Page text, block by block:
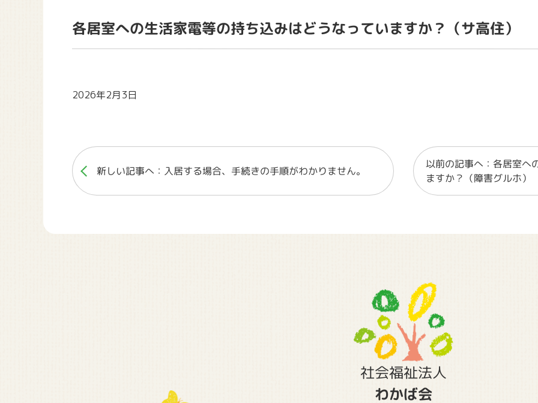
各居室への生活家電等の持ち込みはどうなっていますか？（サ高住）
2026年2月3日
新しい記事へ：入居する場合、手続きの手順がわかりません。
以前の記事へ：各居室へ
ますか？（障害グルホ）
社会福祉法人
わかば会